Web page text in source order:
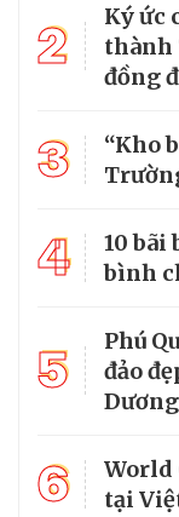
2
Ký ức
thành
đồng
3
“Kho
4
10 bãi
bình
5
Phú
đảo
Dương
6
World
tại